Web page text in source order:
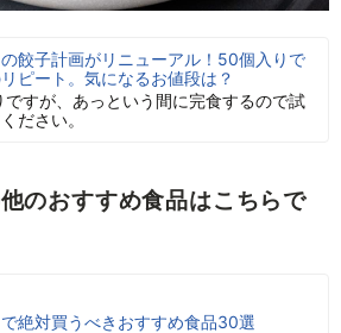
餃子計画がリニューアル！50個入りで
ピート。気になるお値段は？
すが、あっという間に完食するので試
ださい。
のおすすめ食品はこちらで
絶対買うべきおすすめ食品30選